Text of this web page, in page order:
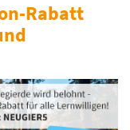
Rabatt